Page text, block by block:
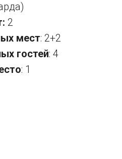
2
мест: 2+2
гостей: 4
: 1